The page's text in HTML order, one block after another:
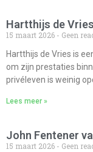
Hartthijs de
15 maart 2026
Geen
Hartthijs de Vries is
om zijn prestaties
privéleven is weinig
Lees meer »
John Fentener
15 maart 2026
Geen